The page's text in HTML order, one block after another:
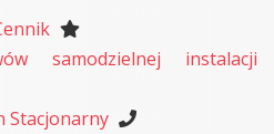
samodzielnej instalacji
Stacjonarny